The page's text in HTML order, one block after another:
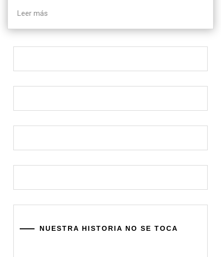
Leer más
NUESTRA HISTORIA NO SE TOCA